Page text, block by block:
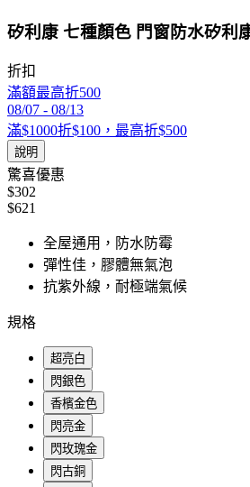
矽利康 七種顏色 門窗防水矽利
折扣
滿額最高折500
08/07 - 08/13
滿$1000折$100，最高折$500
說明
驚喜優惠
$302
$621
全屋通用，防水防霉
彈性佳，膠體無氣泡
抗紫外線，耐極端氣候
規格
超亮白
閃銀色
香檳金色
閃亮金
閃玫瑰金
閃古銅